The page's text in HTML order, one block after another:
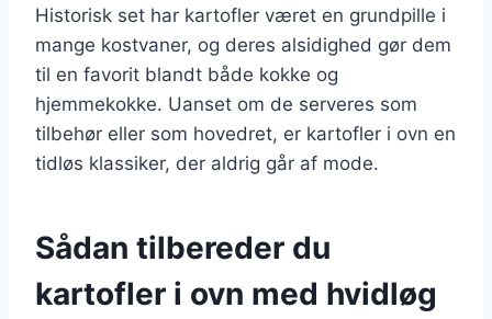
Historisk set har kartofler været en grundpille i
mange kostvaner, og deres alsidighed gør dem
til en favorit blandt både kokke og
hjemmekokke. Uanset om de serveres som
tilbehør eller som hovedret, er kartofler i ovn en
tidløs klassiker, der aldrig går af mode.
Sådan tilbereder du
kartofler i ovn med hvidløg